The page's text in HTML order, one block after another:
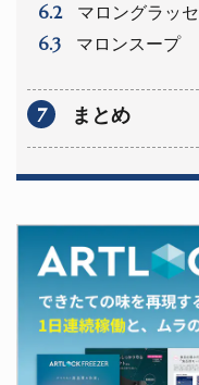
6.2 マロングラッセ
6.3 マロンスープ
7 まとめ